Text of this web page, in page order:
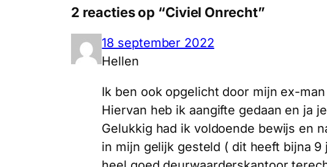
2 reacties op “Civiel Onrecht”
18 september 2022
Hellen
Ik ben ook opgelicht door mijn ex-
Hiervan heb ik aangifte gedaan en ja
Gelukkig had ik voldoende bewijs en
in mijn gelijk gesteld ( dit heeft bijna